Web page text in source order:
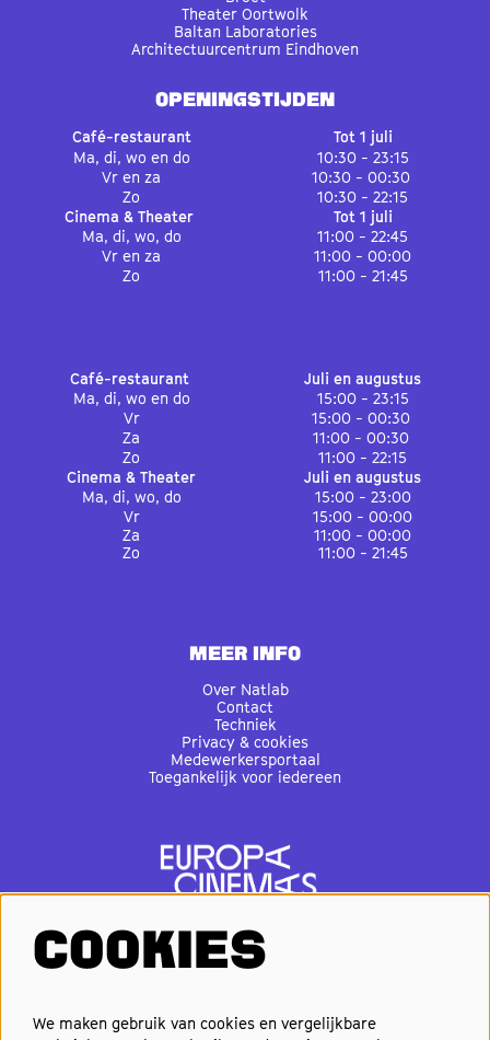
Theater Oortwolk
Baltan Laboratories
Architectuurcentrum Eindhoven
OPENINGSTIJDEN
Café-restaurant
Tot 1 juli
Ma, di, wo en do
10:30 - 23:15
Vr en za
10:30 - 00:30
Zo
10:30 - 22:15
Cinema & Theater
Tot 1 juli
Ma, di, wo, do
11:00 - 22:45
Vr en za
11:00 - 00:00
Zo
11:00 - 21:45
Café-restaurant
Juli en augustus
Ma, di, wo en do
15:00 - 23:15
Vr
15:00 - 00:30
Za
11:00 - 00:30
Zo
11:00 - 22:15
Cinema & Theater
Juli en augustus
Ma, di, wo, do
15:00 - 23:00
Vr
15:00 - 00:00
Za
11:00 - 00:00
Zo
11:00 - 21:45
MEER INFO
Over Natlab
Contact
Techniek
Privacy & cookies
Medewerkersportaal
Toegankelijk voor iedereen
COOKIES
We maken gebruik van cookies en vergelijkbare